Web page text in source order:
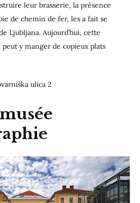
leur brasserie, la présence
de chemin de fer, les a fait se
Ljubljana. Aujourd’hui, cette
y manger de copieux plats
ulica 2